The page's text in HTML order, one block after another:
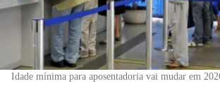
Idade mínima para aposentadoria vai mudar em